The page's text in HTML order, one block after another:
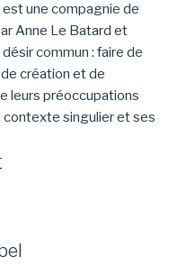
est une compagnie de
Anne Le Batard et
commun : faire de
de création et de
leurs préoccupations
contexte singulier et ses